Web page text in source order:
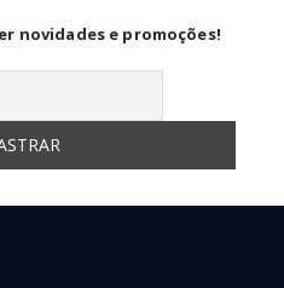
novidades e promoções!